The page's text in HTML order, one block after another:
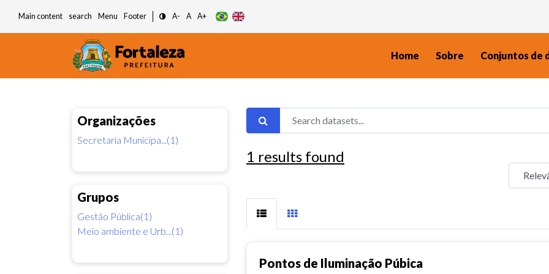
Main content search Menu Footer A- A A+
Home Sobre Conjuntos de
Organizações
Secretaria Municipa...(1)
Grupos
Gestão Pública(1)
Meio ambiente e Urb...(1)
1 results found
Pontos de Iluminação Púbica